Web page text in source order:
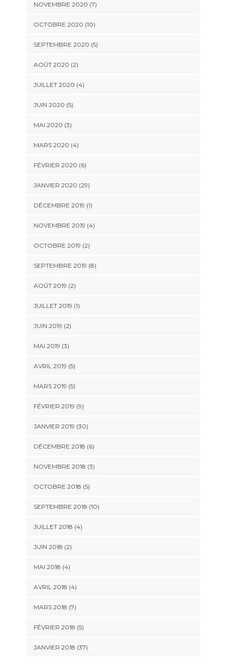
NOVEMBRE 2020 (7)
OCTOBRE 2020 (10)
SEPTEMBRE 2020 (5)
AOÛT 2020 (2)
JUILLET 2020 (4)
JUIN 2020 (5)
MAI 2020 (3)
MARS 2020 (4)
FÉVRIER 2020 (6)
JANVIER 2020 (29)
DÉCEMBRE 2019 (1)
NOVEMBRE 2019 (4)
OCTOBRE 2019 (2)
SEPTEMBRE 2019 (8)
AOÛT 2019 (2)
JUILLET 2019 (1)
JUIN 2019 (2)
MAI 2019 (3)
AVRIL 2019 (5)
MARS 2019 (5)
FÉVRIER 2019 (9)
JANVIER 2019 (30)
DÉCEMBRE 2018 (6)
NOVEMBRE 2018 (3)
OCTOBRE 2018 (5)
SEPTEMBRE 2018 (10)
JUILLET 2018 (4)
JUIN 2018 (2)
MAI 2018 (4)
AVRIL 2018 (4)
MARS 2018 (7)
FÉVRIER 2018 (5)
JANVIER 2018 (37)